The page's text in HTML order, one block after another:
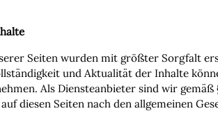
Seiten wurden mit größter Sorgfalt
und Aktualität der Inhalte
Als Diensteanbieter sind wir gemäß
diesen Seiten nach den allgemeinen